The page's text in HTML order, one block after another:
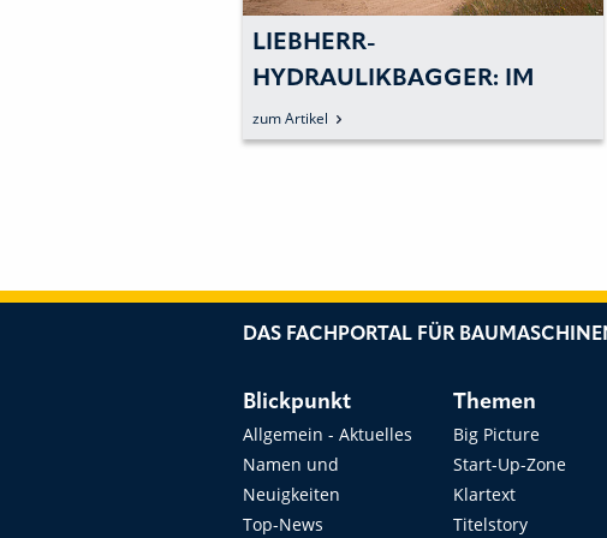
LIEBHERR-
AUTOBETONPUMPE
PROFITIERT VON
HALBGESCHLOSSENEM
zum Artikel
DAS FACHPORTAL FÜR
Blickpunkt
Allgemein - Aktuelles
Namen und
Neuigkeiten
Top-News
Themen
Big Picture
Start-Up-Zone
Klartext
Titelstory